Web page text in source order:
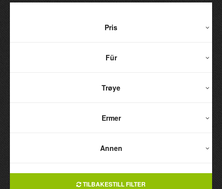
Pris
Für
Trøye
Ermer
Annen
TILBAKESTILL FILTER